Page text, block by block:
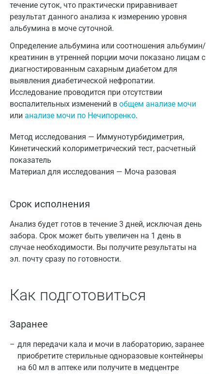
течение суток, что практически приравнивает
результат данного анализа к измерению уровня
альбумина в моче суточной.
Определение альбумина или соотношения альбумин/
креатинин в утренней порции мочи показано лицам с
диагностированным сахарным диабетом для
выявления диабетической нефропатии.
Исследование проводится при отсутствии
воспалительных изменений в общем анализе мочи
или анализе мочи по Нечипоренко.
Метод исследования — Иммунотурбидиметрия,
Кинетический колориметрический тест, расчетный
показатель
Материал для исследования — Моча разовая
Срок исполнения
Анализ будет готов в течение 3 дней, исключая день
забора. Срок может быть увеличен на 1 день в
случае необходимости. Вы получите результаты на
эл. почту сразу по готовности.
Как подготовиться
Заранее
для передачи кала и мочи в лабораторию, заранее
приобретите стерильные одноразовые контейнеры
на 60 мл в аптеке или получите в медцентре